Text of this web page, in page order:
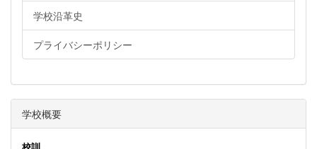
学校沿革史
プライバシーポリシー
学校概要